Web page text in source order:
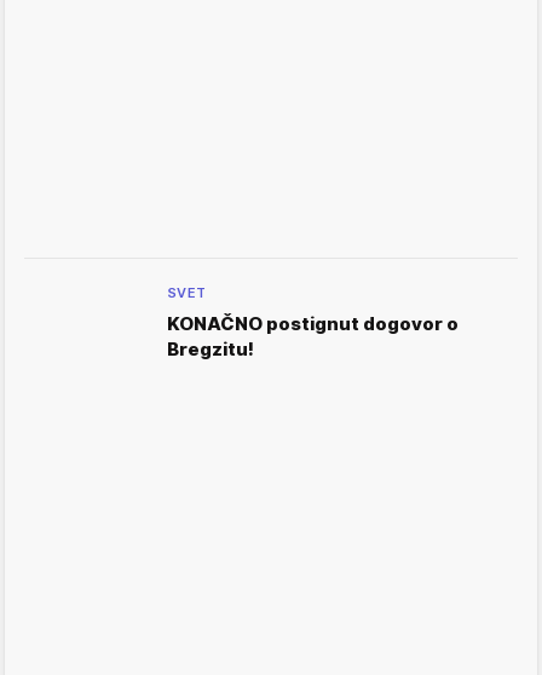
SVET
KONAČNO postignut dogovor o
Bregzitu!